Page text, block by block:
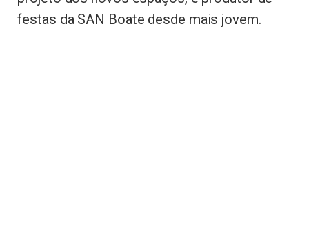
festas da SAN Boate desde mais jovem.